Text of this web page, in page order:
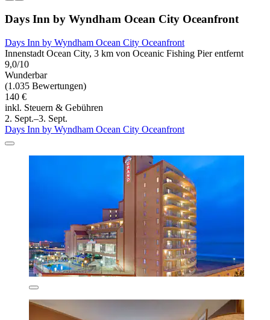
Days Inn by Wyndham Ocean City Oceanfront
Days Inn by Wyndham Ocean City Oceanfront
Innenstadt Ocean City, 3 km von Oceanic Fishing Pier entfernt
9,0/10
Wunderbar
(1.035 Bewertungen)
140 €
inkl. Steuern & Gebühren
2. Sept.–3. Sept.
Days Inn by Wyndham Ocean City Oceanfront